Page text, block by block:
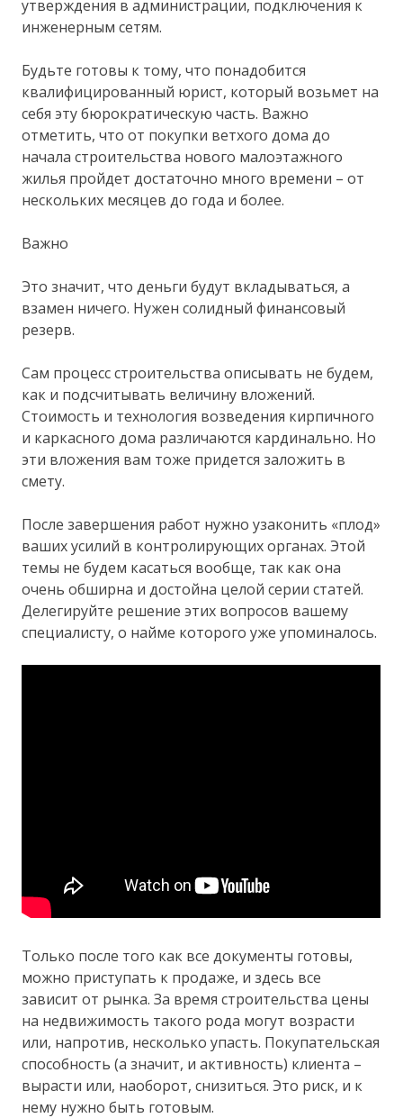
утверждения в администрации, подключения к
инженерным сетям.
Будьте готовы к тому, что понадобится
квалифицированный юрист, который возьмет на
себя эту бюрократическую часть. Важно
отметить, что от покупки ветхого дома до
начала строительства нового малоэтажного
жилья пройдет достаточно много времени – от
нескольких месяцев до года и более.
Важно
Это значит, что деньги будут вкладываться, а
взамен ничего. Нужен солидный финансовый
резерв.
Сам процесс строительства описывать не будем,
как и подсчитывать величину вложений.
Стоимость и технология возведения кирпичного
и каркасного дома различаются кардинально. Но
эти вложения вам тоже придется заложить в
смету.
После завершения работ нужно узаконить «плод»
ваших усилий в контролирующих органах. Этой
темы не будем касаться вообще, так как она
очень обширна и достойна целой серии статей.
Делегируйте решение этих вопросов вашему
специалисту, о найме которого уже упоминалось.
Только после того как все документы готовы,
можно приступать к продаже, и здесь все
зависит от рынка. За время строительства цены
на недвижимость такого рода могут возрасти
или, напротив, несколько упасть. Покупательская
способность (а значит, и активность) клиента –
вырасти или, наоборот, снизиться. Это риск, и к
нему нужно быть готовым.